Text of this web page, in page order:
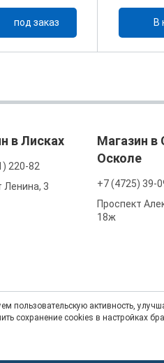
под заказ В
в Лисках
220-82
Ленина, 3
Магазин в
Осколе
+7 (4725) 39-
Проспект
18ж
пользовательскую активность,
сохранение cookies в настройках